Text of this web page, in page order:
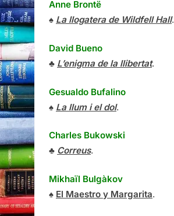
Anne Brontë
♠ La llogatera de Wildfell Hall.
David Bueno
♣ L’enigma de la llibertat.
Gesualdo Bufalino
♠ La llum i el dol.
Charles Bukowski
♣ Correus.
Mikhaïl Bulgàkov
♠ El Maestro y Margarita.